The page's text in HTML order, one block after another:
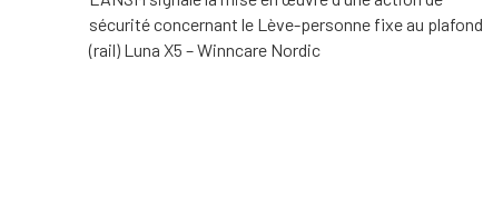
sécurité concernant le Lève-personne fixe au plafond
(rail) Luna X5 – Winncare Nordic